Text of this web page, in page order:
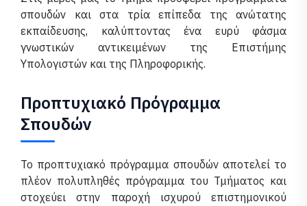
σπουδών και στα τρία επίπεδα της ανώτατης
εκπαίδευσης, καλύπτοντας ένα ευρύ φάσμα
γνωστικών αντικειμένων της Επιστήμης
Υπολογιστών και της Πληροφορικής.
Προπτυχιακό Πρόγραμμα
Σπουδών
Το προπτυχιακό πρόγραμμα σπουδών αποτελεί το
πλέον πολυπληθές πρόγραμμα του Τμήματος και
στοχεύει στην παροχή ισχυρού επιστημονικού